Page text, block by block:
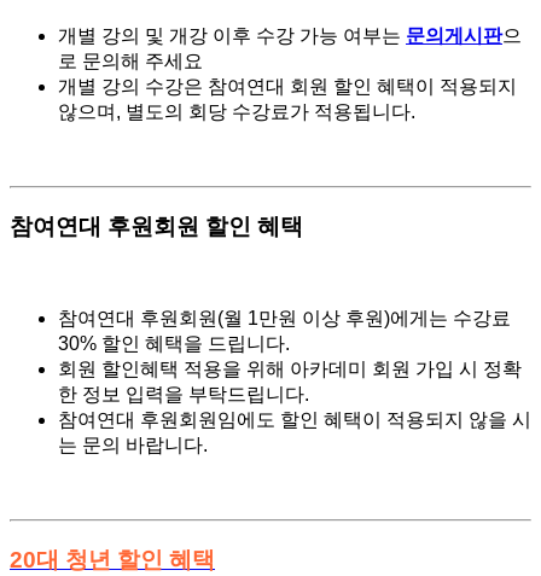
개별 강의 및 개강 이후 수강 가능 여부는 문의게시판으
로 문의해 주세요
개별 강의 수강은 참여연대 회원 할인 혜택이 적용되지
않으며, 별도의 회당 수강료가 적용됩니다.
참여연대 후원회원 할인 혜택
참여연대 후원회원(월 1만원 이상 후원)에게는 수강료
30% 할인 혜택을 드립니다.
회원 할인혜택 적용을 위해 아카데미 회원 가입 시 정확
한 정보 입력을 부탁드립니다.
참여연대 후원회원임에도 할인 혜택이 적용되지 않을 시
는 문의 바랍니다.
20대 청년 할인 혜택